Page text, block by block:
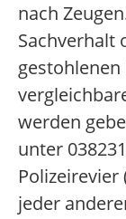
nach
Sachverhalt
werden
unter
Polizeirevier
jeder